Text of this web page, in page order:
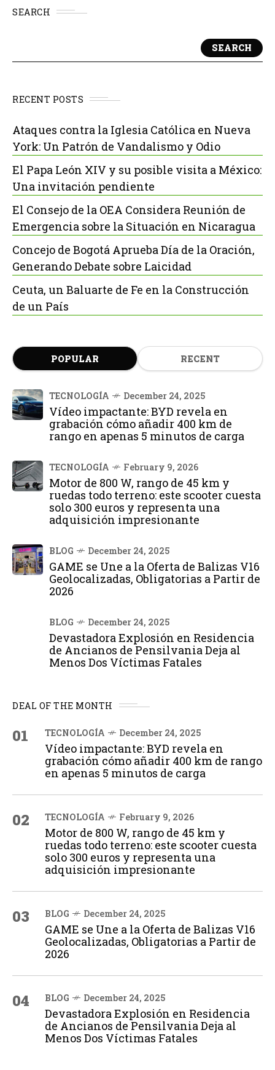
SEARCH
SEARCH
RECENT POSTS
Ataques contra la Iglesia Católica en Nueva
York: Un Patrón de Vandalismo y Odio
El Papa León XIV y su posible visita a México:
Una invitación pendiente
El Consejo de la OEA Considera Reunión de
Emergencia sobre la Situación en Nicaragua
Concejo de Bogotá Aprueba Día de la Oración,
Generando Debate sobre Laicidad
Ceuta, un Baluarte de Fe en la Construcción
de un País
POPULAR RECENT
TECNOLOGÍA December 24, 2025
Vídeo impactante: BYD revela en
grabación cómo añadir 400 km de
rango en apenas 5 minutos de carga
TECNOLOGÍA February 9, 2026
Motor de 800 W, rango de 45 km y
ruedas todo terreno: este scooter cuesta
solo 300 euros y representa una
adquisición impresionante
BLOG December 24, 2025
GAME se Une a la Oferta de Balizas V16
Geolocalizadas, Obligatorias a Partir de
2026
BLOG December 24, 2025
Devastadora Explosión en Residencia
de Ancianos de Pensilvania Deja al
Menos Dos Víctimas Fatales
DEAL OF THE MONTH
01 TECNOLOGÍA December 24, 2025
Vídeo impactante: BYD revela en
grabación cómo añadir 400 km de rango
en apenas 5 minutos de carga
02 TECNOLOGÍA February 9, 2026
Motor de 800 W, rango de 45 km y
ruedas todo terreno: este scooter cuesta
solo 300 euros y representa una
adquisición impresionante
03 BLOG December 24, 2025
GAME se Une a la Oferta de Balizas V16
Geolocalizadas, Obligatorias a Partir de
2026
04 BLOG December 24, 2025
Devastadora Explosión en Residencia
de Ancianos de Pensilvania Deja al
Menos Dos Víctimas Fatales